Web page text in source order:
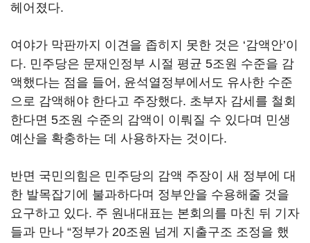
헤어졌다.
여야가 막판까지 이견을 좁히지 못한 것은 ‘감액안’이
다. 민주당은 문재인정부 시절 평균 5조원 수준을 감
액했다는 점을 들어, 윤석열정부에서도 유사한 수준
으로 감액해야 한다고 주장했다. 초부자 감세를 철회
한다면 5조원 수준의 감액이 이뤄질 수 있다며 민생
예산을 확충하는 데 사용하자는 것이다.
반면 국민의힘은 민주당의 감액 주장이 새 정부에 대
한 발목잡기에 불과하다며 정부안을 수용해줄 것을
요구하고 있다. 주 원내대표는 본회의를 마친 뒤 기자
들과 만나 “정부가 20조원 넘게 지출구조 조정을 했